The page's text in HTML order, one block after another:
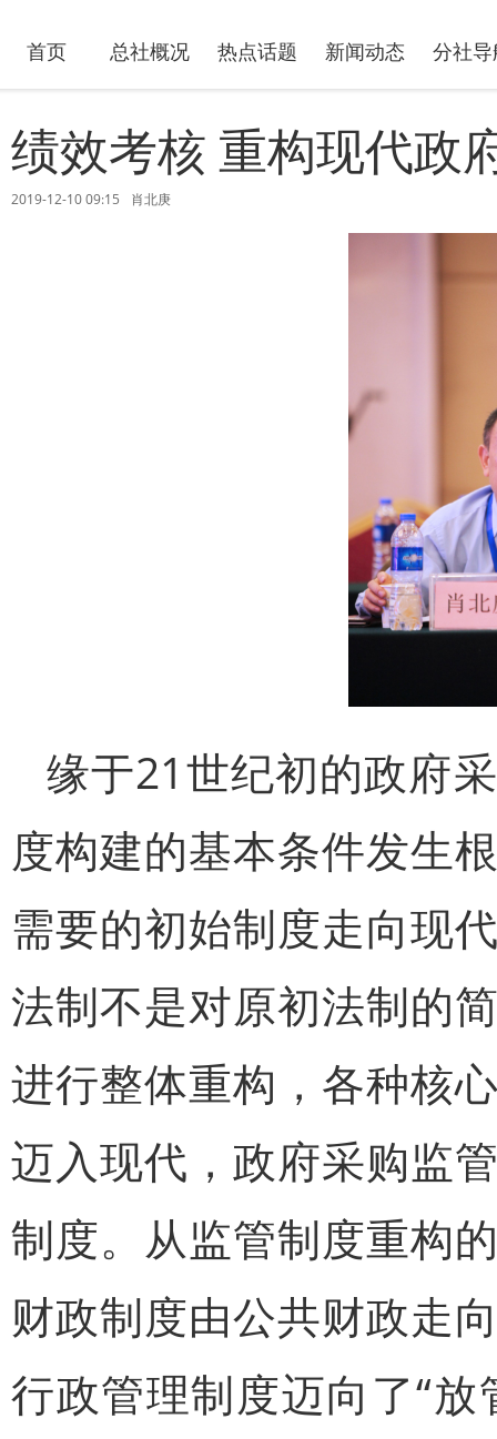
首页 总社概况 热点话题 新闻动态 分社
绩效考核 重构现代政
2019-12-10 09:15 肖北庚
缘于21世纪初的政府
度构建的基本条件发生
需要的初始制度走向现
法制不是对原初法制的
进行整体重构，各种核
迈入现代，政府采购监
制度。从监管制度重构
财政制度由公共财政走
行政管理制度迈向了“